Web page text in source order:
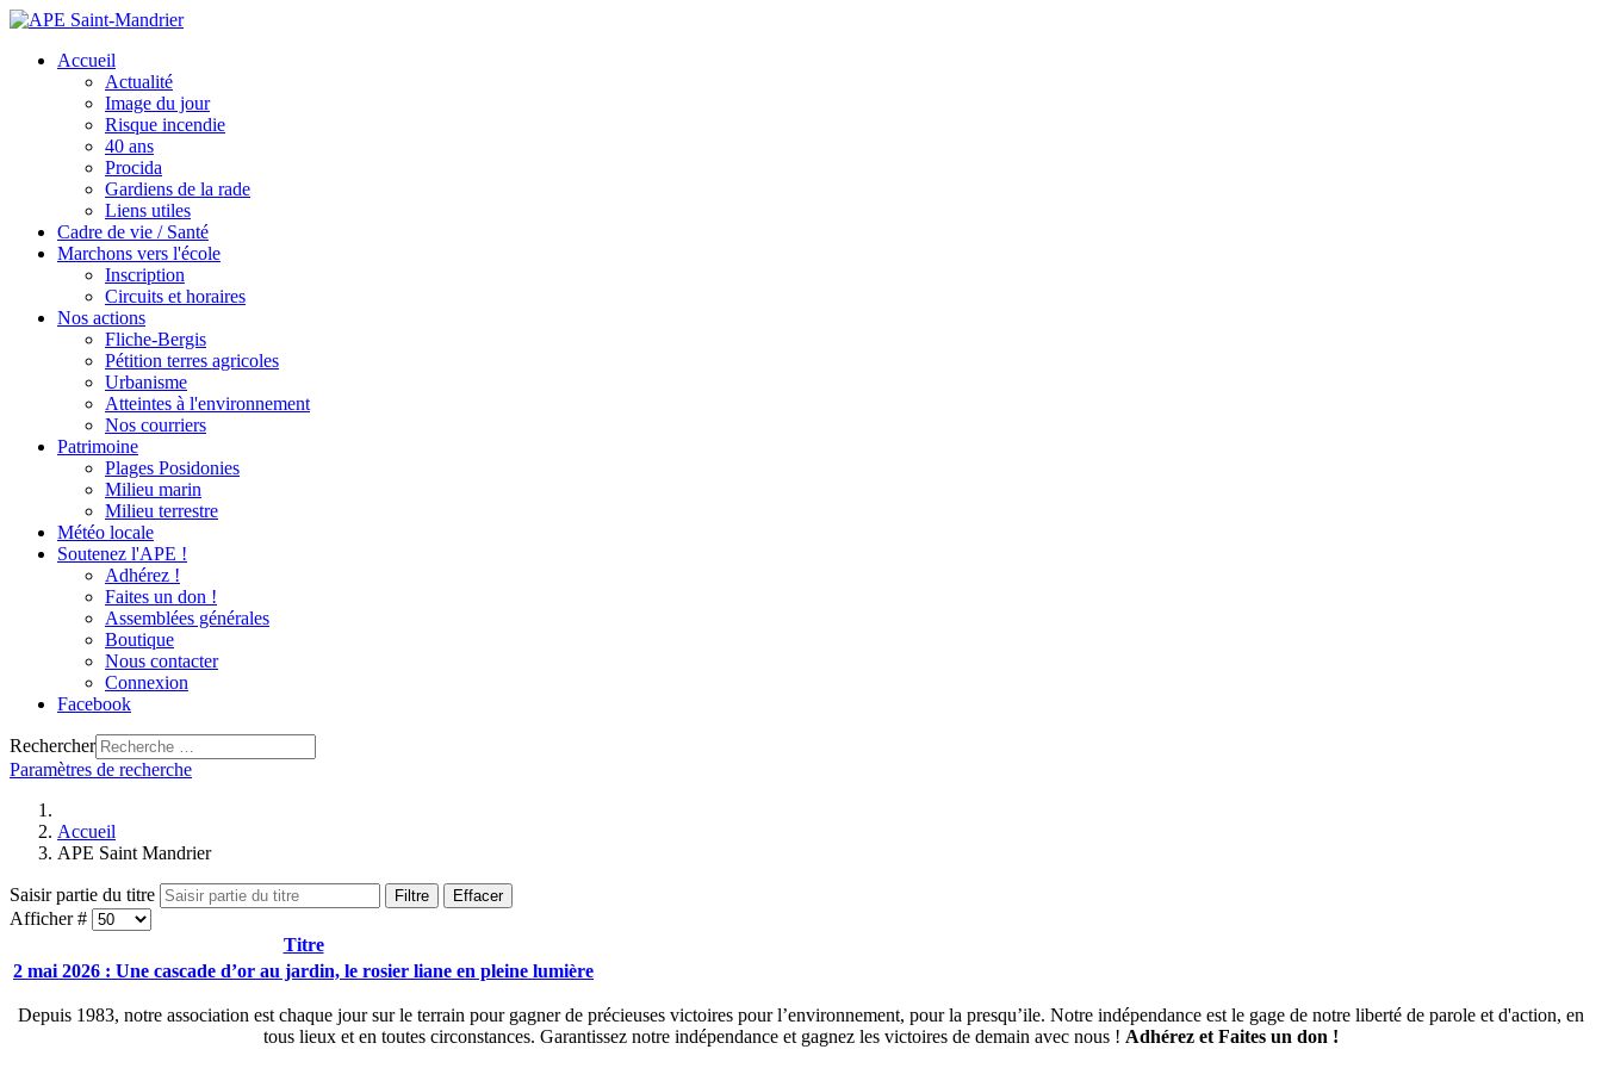
Accueil
Actualité
Image du jour
Risque incendie
40 ans
Procida
Gardiens de la rade
Liens utiles
Cadre de vie / Santé
Marchons vers l'école
Inscription
Circuits et horaires
Nos actions
Fliche-Bergis
Pétition terres agricoles
Urbanisme
Atteintes à l'environnement
Nos courriers
Patrimoine
Plages Posidonies
Milieu marin
Milieu terrestre
Météo locale
Soutenez l'APE !
Adhérez !
Faites un don !
Assemblées générales
Boutique
Nous contacter
Connexion
Facebook
Rechercher
Paramètres de recherche
Accueil
APE Saint Mandrier
Saisir partie du titre Filtre Effacer
Afficher #
Titre
2 mai 2026 : Une cascade d’or au jardin, le rosier liane en pleine lumière
Depuis 1983, notre association est chaque jour sur le terrain pour gagner de précieuses victoires pour l’environnement, pour la presqu’ile. Notre indépendance est le gage de notre liberté de parole et d'action, en
tous lieux et en toutes circonstances. Garantissez notre indépendance et gagnez les victoires de demain avec nous ! Adhérez et Faites un don !